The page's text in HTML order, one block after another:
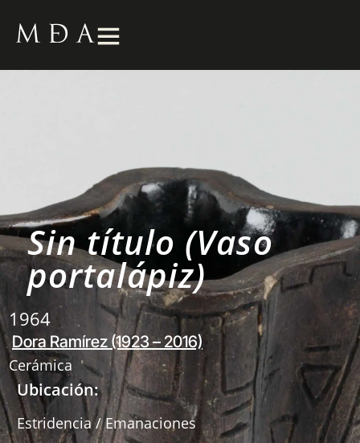
Sin título (Vaso
portalápiz)
1964
Dora Ramírez (1923 – 2016)
Cerámica
Ubicación:
Estridencia / Emanaciones